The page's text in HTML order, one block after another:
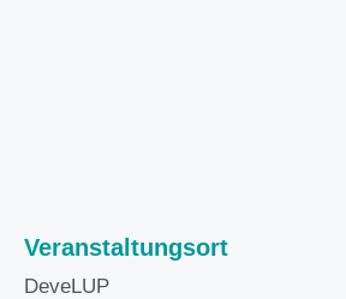
Veranstaltungsort
DeveLUP